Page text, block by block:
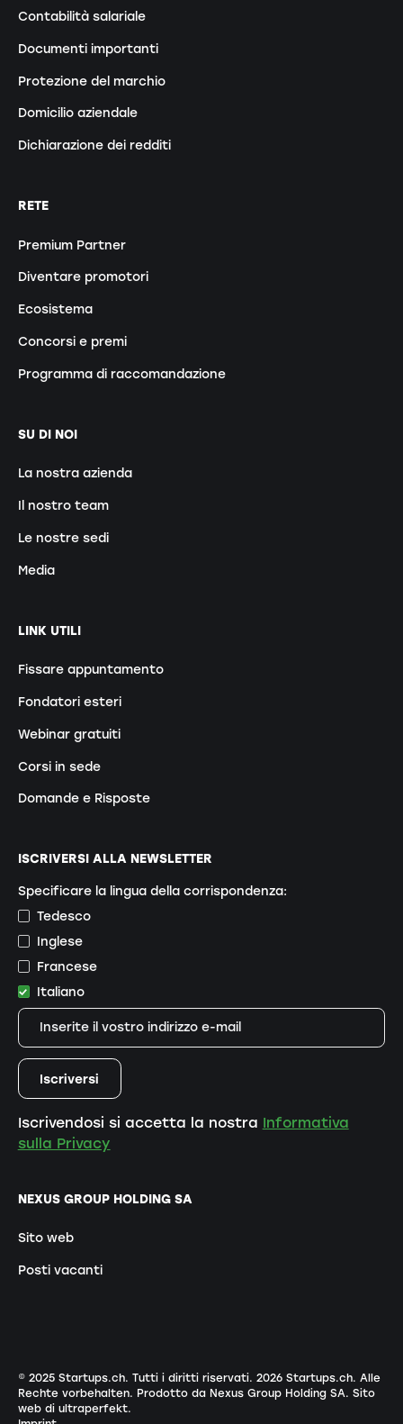
Contabilità salariale
Documenti importanti
Protezione del marchio
Domicilio aziendale
Dichiarazione dei redditi
RETE
Premium Partner
Diventare promotori
Ecosistema
Concorsi e premi
Programma di raccomandazione
SU DI NOI
La nostra azienda
Il nostro team
Le nostre sedi
Media
LINK UTILI
Fissare appuntamento
Fondatori esteri
Webinar gratuiti
Corsi in sede
Domande e Risposte
NEXUS GROUP HOLDING SA
Sito web
Posti vacanti
ISCRIVERSI ALLA NEWSLETTER
Specificare la lingua della corrispondenza:
Tedesco
Inglese
Francese
Italiano
Iscrivendosi si accetta la nostra Informativa
sulla Privacy
© 2025 Startups.ch. Tutti i diritti riservati. 2026Startups.ch. Alle
Rechte vorbehalten. Prodotto da Nexus Group Holding SA. Sito
web di ultraperfekt.